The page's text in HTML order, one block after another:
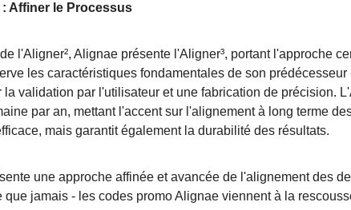
: Affiner le Processus
l'Aligner², Alignae présente l'Aligner³, portant l'approche
les caractéristiques fondamentales de son
validation par l'utilisateur et une fabrication de précision.
par an, mettant l'accent sur l'alignement à long terme
mais garantit également la durabilité des résultats.
une approche affinée et avancée de l'alignement des
jamais - les codes promo Alignae viennent à la